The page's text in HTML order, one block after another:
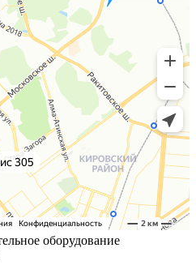
оборудование